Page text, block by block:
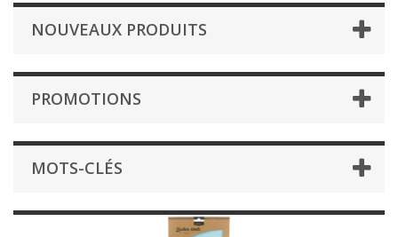
NOUVEAUX PRODUITS
PROMOTIONS
MOTS-CLÉS